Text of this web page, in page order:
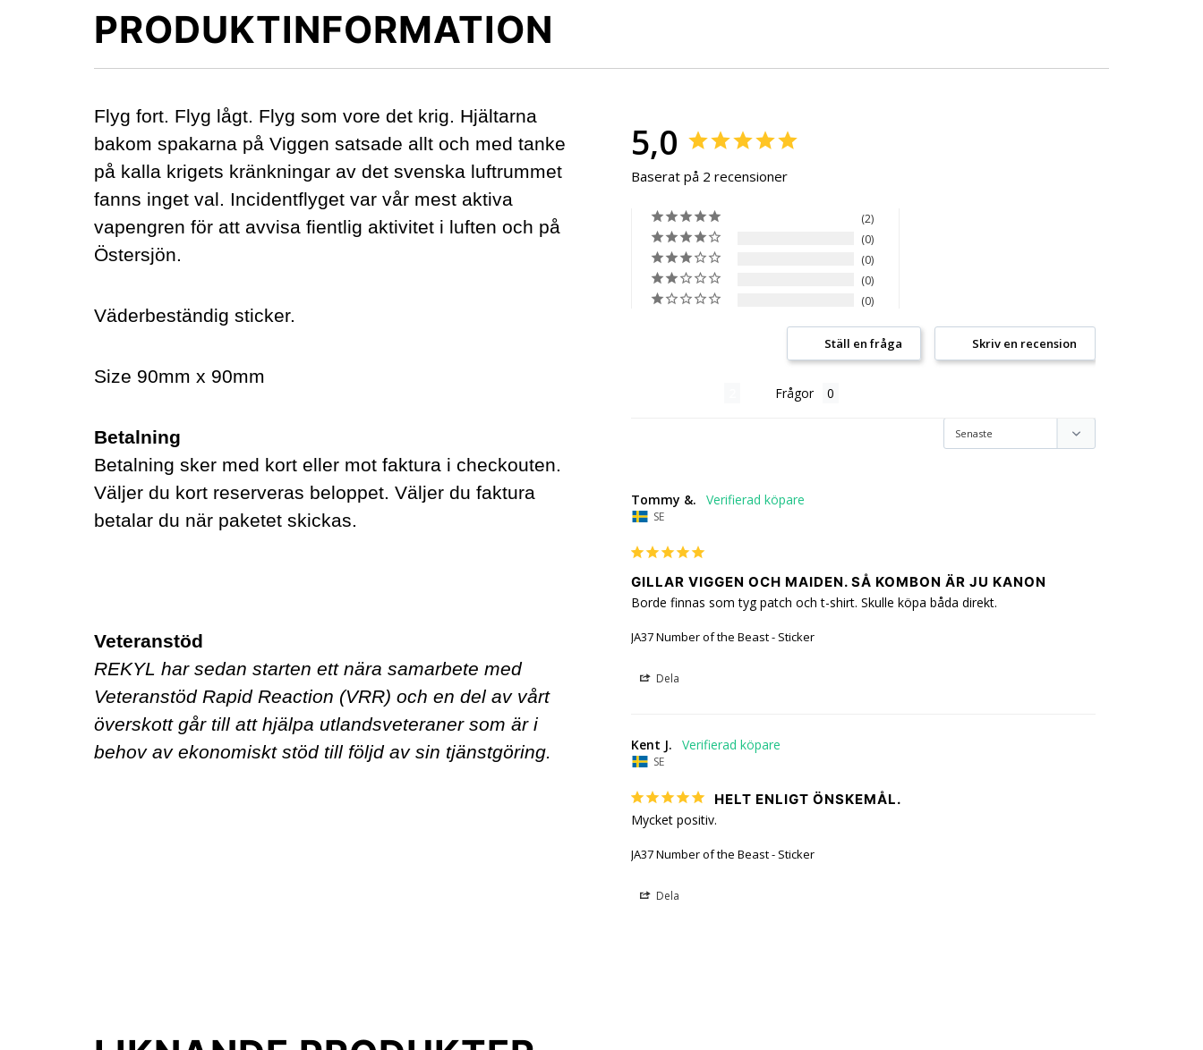
PRODUKTINFORMATION
Flyg fort. Flyg lågt. Flyg som vore det krig. Hjältarna
bakom spakarna på Viggen satsade allt och med tanke
på kalla krigets kränkningar av det svenska luftrummet
fanns inget val. Incidentflyget var vår mest aktiva
vapengren för att avvisa fientlig aktivitet i luften och på
Östersjön.
Väderbeständig sticker.
Size 90mm x 90mm
Betalning
Betalning sker med kort eller mot faktura i checkouten.
Väljer du kort reserveras beloppet. Väljer du faktura
betalar du när paketet skickas.
Veteranstöd
REKYL har sedan starten ett nära samarbete med
Veteranstöd Rapid Reaction (VRR) och en del av vårt
överskott går till att hjälpa utlandsveteraner som är i
behov av ekonomiskt stöd till följd av sin tjänstgöring.
5,0
Baserat på 2 recensioner
2
0
0
0
0
Skriv en recension
Ställ en fråga
Frågor
Tommy &.
SE
GILLAR VIGGEN OCH MAIDEN. SÅ KOMBON ÄR JU KANON
Borde finnas som tyg patch och t-shirt. Skulle köpa båda direkt.
JA37 Number of the Beast - Sticker
Dela
Kent J.
SE
HELT ENLIGT ÖNSKEMÅL.
Mycket positiv.
JA37 Number of the Beast - Sticker
Dela